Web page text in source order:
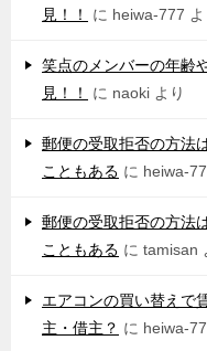
見！！
に heiwa-777 よ
笑点のメンバーの年齢
見！！
に naoki より
郵便の受取拒否の方法
こともある に heiwa-
郵便の受取拒否の方法
こともある に tamisan
エアコンの買い替えで
主・借主？ に heiwa-